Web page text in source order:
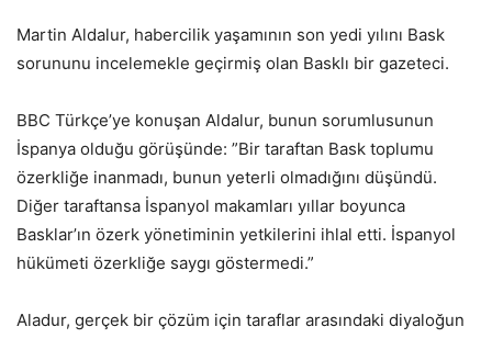
Martin Aldalur, habercilik yaşamının son yedi yılını Bask
sorununu incelemekle geçirmiş olan Basklı bir gazeteci.
BBC Türkçe’ye konuşan Aldalur, bunun sorumlusunun
İspanya olduğu görüşünde: ”Bir taraftan Bask toplumu
özerkliğe inanmadı, bunun yeterli olmadığını düşündü.
Diğer taraftansa İspanyol makamları yıllar boyunca
Basklar’ın özerk yönetiminin yetkilerini ihlal etti. İspanyol
hükümeti özerkliğe saygı göstermedi.”
Aladur, gerçek bir çözüm için taraflar arasındaki diyaloğun